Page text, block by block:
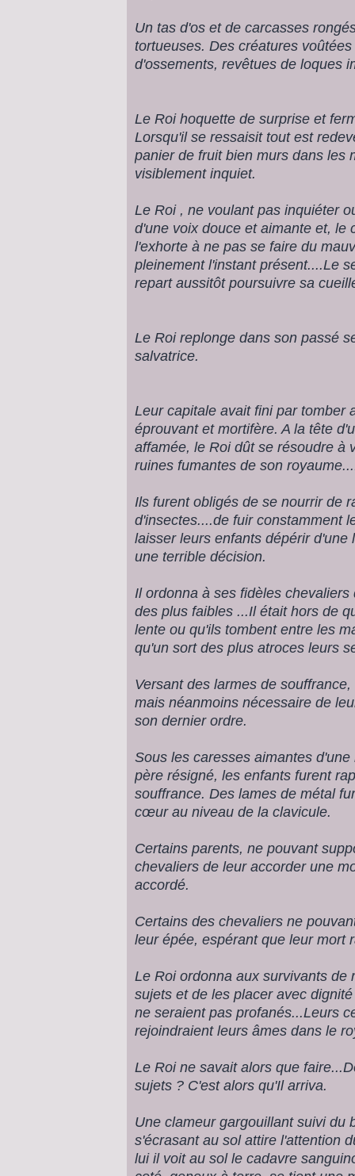
Un tas d'os et de carcasses
tortueuses. Des créatures
d'ossements, revêtues de loques
Le Roi hoquette de surprise et
Lorsqu'il se ressaisit tout est
panier de fruit bien murs dans les
visiblement inquiet.
Le Roi , ne voulant pas inquiéter
d'une voix douce et aimante et, le
l'exhorte à ne pas se faire du
pleinement l'instant présent....Le
repart aussitôt poursuivre sa
Le Roi replonge dans son passé
salvatrice.
Leur capitale avait fini par tomber
éprouvant et mortifère. A la tête
affamée, le Roi dût se résoudre à
ruines fumantes de son
Ils furent obligés de se nourrir de
d'insectes....de fuir constamment
laisser leurs enfants dépérir
une terrible décision.
Il ordonna à ses fidèles
des plus faibles ...Il était hors de
lente ou qu'ils tombent entre les
qu'un sort des plus atroces leurs
Versant des larmes de
mais néanmoins nécessaire de
son dernier ordre.
Sous les caresses aimantes
père résigné, les enfants furent
souffrance. Des lames de métal
cœur au niveau de la clavicule.
Certains parents, ne pouvant
chevaliers de leur accorder une
accordé.
Certains des chevaliers ne
leur épée, espérant que leur mort
Le Roi ordonna aux survivants de
sujets et de les placer avec
ne seraient pas profanés...Leurs
rejoindraient leurs âmes dans le
Le Roi ne savait alors que
sujets ? C'est alors qu'Il arriva.
Une clameur gargouillant suivi du
s'écrasant au sol attire l'attention
lui il voit au sol le cadavre